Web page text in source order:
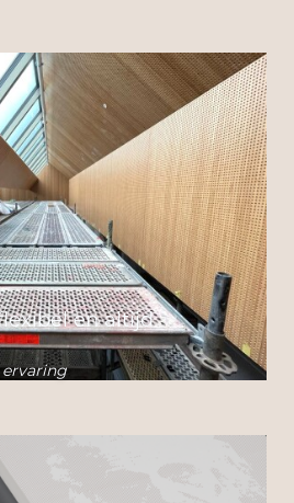
en altijd
ervaring